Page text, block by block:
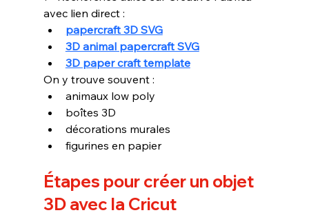
avec lien direct :
papercraft 3D SVG
3D animal papercraft SVG
3D paper craft template
On y trouve souvent :
animaux low poly
boîtes 3D
décorations murales
figurines en papier
Étapes pour créer un objet
3D avec la Cricut